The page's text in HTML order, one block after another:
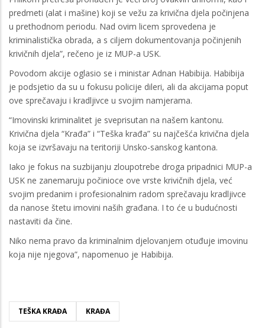
predmeti (alat i mašine) koji se vežu za krivična djela počinjena
u prethodnom periodu. Nad ovim licem sprovedena je
kriminalistička obrada, a s ciljem dokumentovanja počinjenih
krivičnih djela”, rečeno je iz MUP-a USK.
Povodom akcije oglasio se i ministar Adnan Habibija. Habibija
je podsjetio da su u fokusu policije dileri, ali da akcijama poput
ove sprečavaju i kradljivce u svojim namjerama.
“Imovinski kriminalitet je sveprisutan na našem kantonu.
Krivična djela “Krađa” i “Teška krađa” su najčešća krivična djela
koja se izvršavaju na teritoriji Unsko-sanskog kantona.
Iako je fokus na suzbijanju zloupotrebe droga pripadnici MUP-a
USK ne zanemaruju počinioce ove vrste krivičnih djela, već
svojim predanim i profesionalnim radom sprečavaju kradljivce
da nanose štetu imovini naših građana. I to će u budućnosti
nastaviti da čine.
Niko nema pravo da kriminalnim djelovanjem otuđuje imovinu
koja nije njegova”, napomenuo je Habibija.
TEŠKA KRAĐA KRAĐA